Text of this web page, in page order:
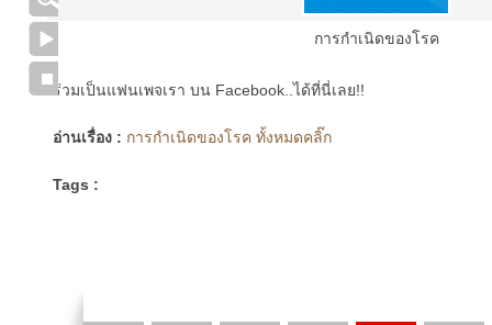
การกำเนิดของโรค
ร่วมเป็นแฟนเพจเรา บน Facebook..ได้ที่นี่เลย!!
อ่านเรื่อง : การกำเนิดของโรค ทั้งหมดคลิ๊ก
Tags :